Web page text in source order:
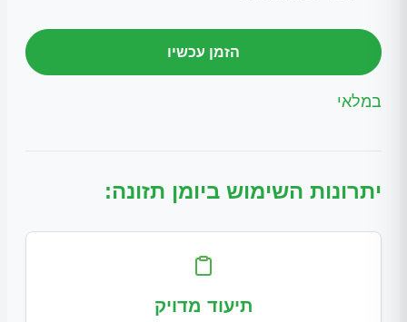
הזמן עכשיו
במלאי
יתרונות השימוש ביומן תזונה:
תיעוד מדויק